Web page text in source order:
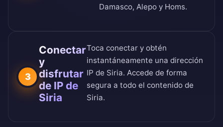
Damasco, Alepo y Homs.
3
Conectar
y
disfrutar
de IP de
Siria
Toca conectar y obtén
instantáneamente una dirección
IP de Siria. Accede de forma
segura a todo el contenido de
Siria.